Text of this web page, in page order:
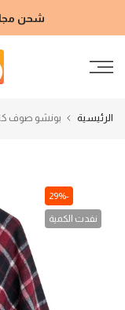
إلى
شحن مجاني
الرئيسية بونشو صوف
-29%
نفدت الكمية